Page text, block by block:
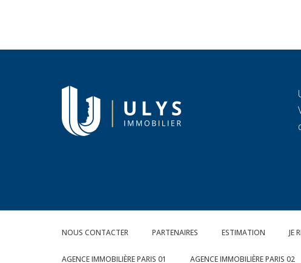
NOUS CONTACTER PARTENAIRES ESTIMATION JE
AGENCE IMMOBILIÈRE PARIS 01 AGENCE IMMOBILIÈRE PARIS 02